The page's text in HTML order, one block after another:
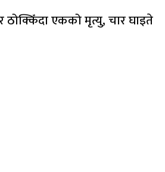
ठोक्किँदा एकको मृत्यु, चार घाइते